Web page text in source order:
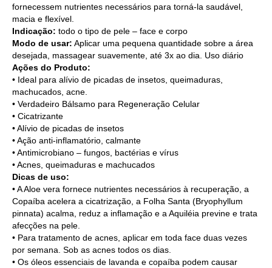
fornecessem nutrientes necessários para torná-la saudável,
macia e flexível.
Indicação: todo o tipo de pele – face e corpo
Modo de usar: Aplicar uma pequena quantidade sobre a área
desejada, massagear suavemente, até 3x ao dia. Uso diário
Ações do Produto:
• Ideal para alívio de picadas de insetos, queimaduras,
machucados, acne.
• Verdadeiro Bálsamo para Regeneração Celular
• Cicatrizante
• Alívio de picadas de insetos
• Ação anti-inflamatório, calmante
• Antimicrobiano – fungos, bactérias e vírus
• Acnes, queimaduras e machucados
Dicas de uso:
• A Aloe vera fornece nutrientes necessários à recuperação, a
Copaíba acelera a cicatrização, a Folha Santa (Bryophyllum
pinnata) acalma, reduz a inflamação e a Aquiléia previne e trata
afecções na pele.
• Para tratamento de acnes, aplicar em toda face duas vezes
por semana. Sob as acnes todos os dias.
• Os óleos essenciais de lavanda e copaíba podem causar